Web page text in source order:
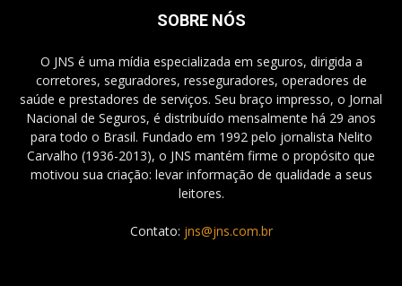
SOBRE NÓS
O JNS é uma mídia especializada em seguros, dirigida a
corretores, seguradores, resseguradores, operadores de
saúde e prestadores de serviços. Seu braço impresso, o Jornal
Nacional de Seguros, é distribuído mensalmente há 29 anos
para todo o Brasil. Fundado em 1992 pelo jornalista Nelito
Carvalho (1936-2013), o JNS mantém firme o propósito que
motivou sua criação: levar informação de qualidade a seus
leitores.
Contato: jns@jns.com.br